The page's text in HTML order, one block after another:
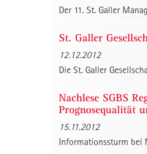
Der 11. St. Galler
St. Galler
12.12.2012
Die St. Galler
Nachlese SGBS
Prognosequalität
15.11.2012
Informationssturm bei